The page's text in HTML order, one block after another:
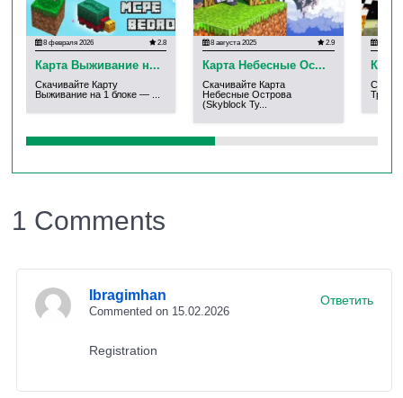
Ключевые особенности и
нововведения в версии
1.21+
версию, а значительно ее улучшил и дополнил:
использует все возможности последнего
8 февраля 2026 2.8
Карта Выживание н...
Скачивайте Карту
Выживание на 1 блоке — ...
8 августа 2025 2.9
Карта Небесные Ос...
Скачивайте Карта
Небесные Острова
(Skyblock Ty...
31
1 Comments
Ibragimhan
Commented on 15.02.2026
Registration
Ответить